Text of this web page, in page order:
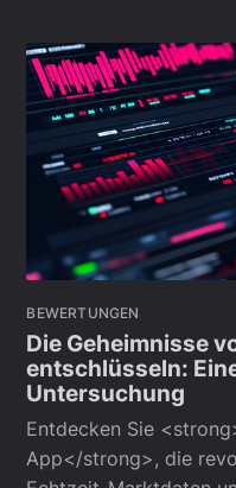
BEWERTUNGEN
Die Geheimnisse
entschlüsseln:
Untersuchung
Entdecken Sie
App</strong>, die